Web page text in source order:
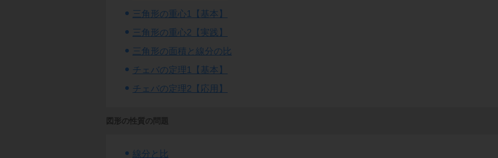
三角形の重心1【基本】
三角形の重心2【実践】
三角形の面積と線分の比
チェバの定理1【基本】
チェバの定理2【応用】
図形の性質の問題
線分と比